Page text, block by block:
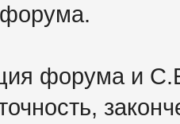
форума и